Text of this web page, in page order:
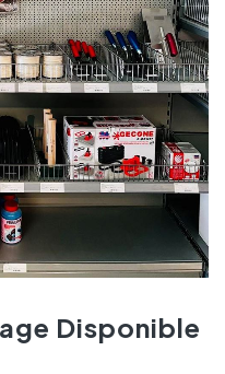
Disponible